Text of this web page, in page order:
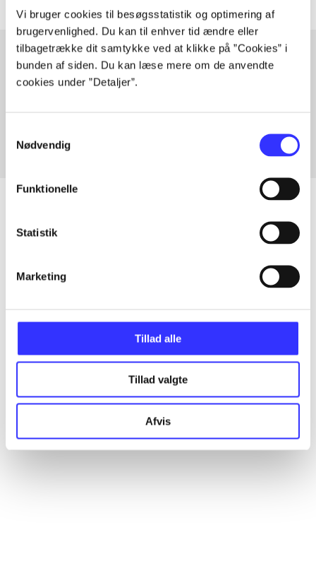
Vi bruger cookies til besøgsstatistik og optimering af
brugervenlighed. Du kan til enhver tid ændre eller
tilbagetrække dit samtykke ved at klikke på ”Cookies” i
bunden af siden. Du kan læse mere om de anvendte
cookies under ”Detaljer”.
Nødvendig
Funktionelle
Statistik
Marketing
Tillad alle
Tillad valgte
Afvis
Artikler med samme emner
...
...